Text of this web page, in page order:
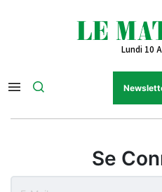
Lundi 10
Se